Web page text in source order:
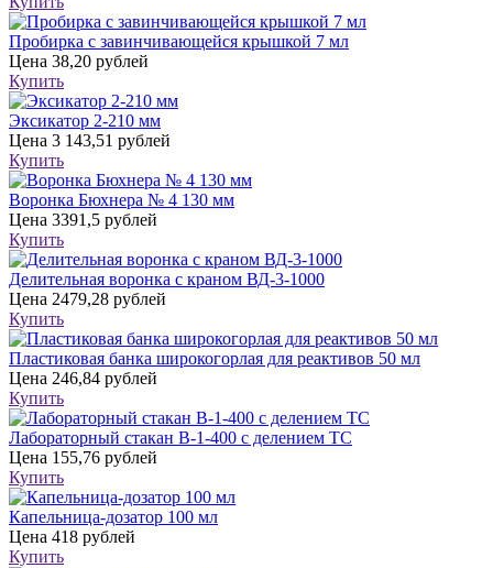
Пробирка с завинчивающейся крышкой 7 мл
Цена 38,20 рублей
Купить
Эксикатор 2-210 мм
Цена 3 143,51 рублей
Купить
Воронка Бюхнера № 4 130 мм
Цена 3391,5 рублей
Купить
Делительная воронка с краном ВД-3-1000
Цена 2479,28 рублей
Купить
Пластиковая банка широкогорлая для реактивов 50 мл
Цена 246,84 рублей
Купить
Лабораторный стакан В-1-400 с делением ТС
Цена 155,76 рублей
Купить
Капельница-дозатор 100 мл
Цена 418 рублей
Купить